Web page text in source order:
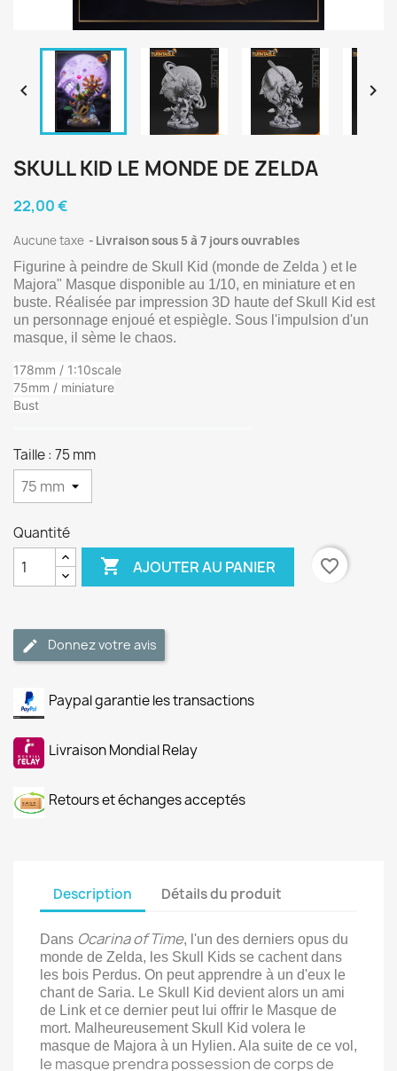
 
SKULL KID LE MONDE DE ZELDA
22,00 €
Aucune taxe Livraison sous 5 à 7 jours ouvrables
Figurine à peindre de Skull Kid (monde de Zelda ) et le
Majora" Masque disponible au 1/10, en miniature et en
buste. Réalisée par impression 3D haute def Skull Kid est
un personnage enjoué et espiègle. Sous l'impulsion d'un
masque, il sème le chaos.
178mm / 1:10scale
75mm / miniature
Bust
Taille : 75 mm
Quantité
 AJOUTER AU PANIER favorite_border
Donnez votre avis
Paypal garantie les transactions
Livraison Mondial Relay
Retours et échanges acceptés
Description Détails du produit
Dans Ocarina of Time, l'un des derniers opus du
monde de Zelda, les Skull Kids se cachent dans
les bois Perdus. On peut apprendre à un d'eux le
chant de Saria. Le Skull Kid devient alors un ami
de Link et ce dernier peut lui offrir le Masque de
mort. Malheureusement Skull Kid volera le
masque de Majora à un Hylien. Ala suite de ce vol,
e masque prendra possession de corps de